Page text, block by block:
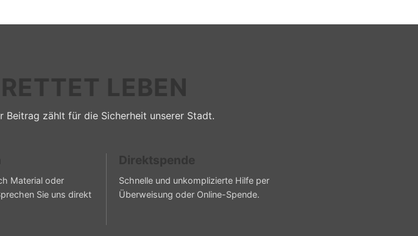
LEBEN
Beitrag zählt für die Sicherheit unserer Stadt.
Material oder
Sie uns direkt
Direktspende
Schnelle und unkomplizierte Hilfe per
Überweisung oder Online-Spende.